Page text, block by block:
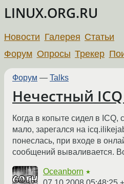
LINUX.ORG.RU
Новости Галерея Статьи
Форум Опросы Трекер
Форум — Talks
Нечестный
Когда в копыте сидел в ICQ,
мало, зарегался на
понеслась, при входе в
сообщений вываливается.
Oceanborn ★